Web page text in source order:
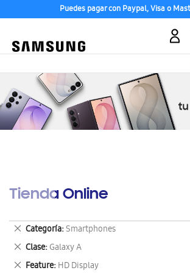
Puedes pagar con Paypal, Visa o
Tienda Online
Categoría Smartphones
Eliminar
este
artículo
Clase Galaxy A
Eliminar
este
Feature HD Display
Eliminar